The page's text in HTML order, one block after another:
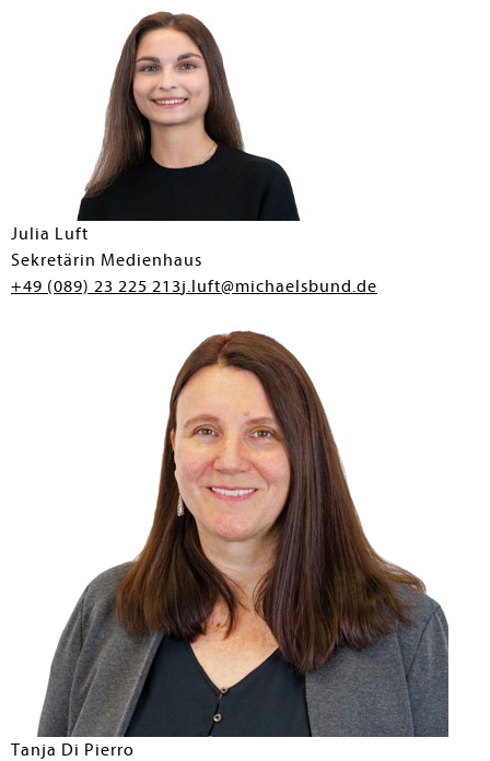
Julia Luft
Sekretärin Medienhaus
+49 (089) 23 225 213j.luft@michaelsbund.de
Tanja Di Pierro